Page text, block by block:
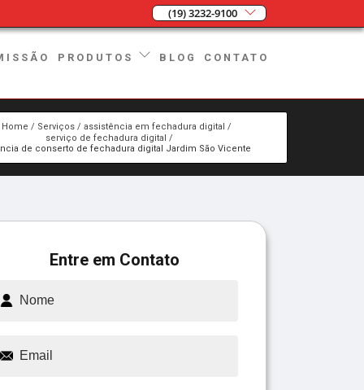
(19) 3232-9100
PRODUTOS BLOG CONTATO
Home Serviços
assistência em fechadura digital
serviço de fechadura digital
de conserto de fechadura digital Jardim São Vicente
Entre em Contato